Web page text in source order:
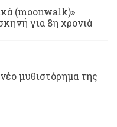
(moonwalk)»
για 8η χρονιά
μυθιστόρημα της